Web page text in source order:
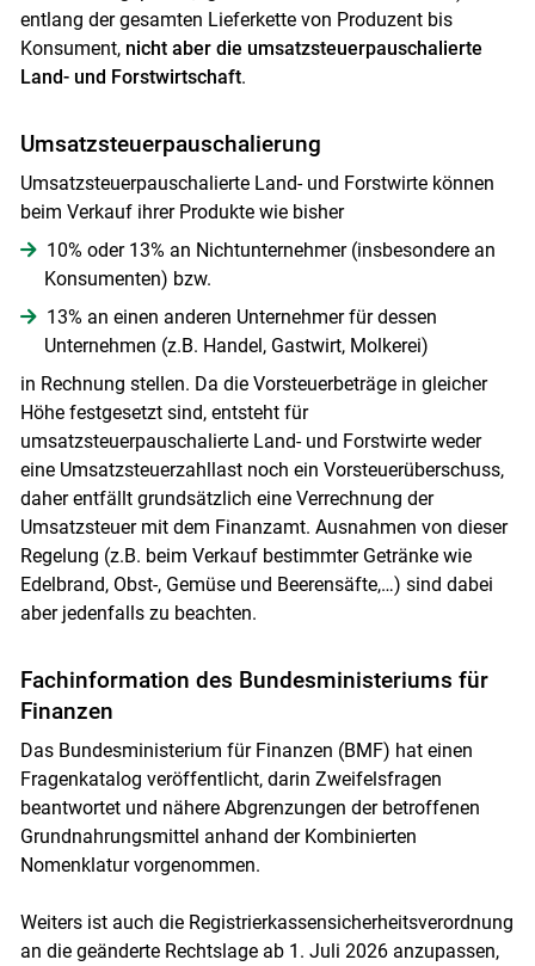
Skip to main content
entlang der gesamten Lieferkette von Produzent bis
Konsument, nicht aber die umsatzsteuerpauschalierte
Land- und Forstwirtschaft.
Umsatzsteuerpauschalierung
Umsatzsteuerpauschalierte Land- und Forstwirte können
beim Verkauf ihrer Produkte wie bisher
10% oder 13% an Nichtunternehmer (insbesondere an
Konsumenten) bzw.
13% an einen anderen Unternehmer für dessen
Unternehmen (z.B. Handel, Gastwirt, Molkerei)
in Rechnung stellen. Da die Vorsteuerbeträge in gleicher
Höhe festgesetzt sind, entsteht für
umsatzsteuerpauschalierte Land- und Forstwirte weder
eine Umsatzsteuerzahllast noch ein Vorsteuerüberschuss,
daher entfällt grundsätzlich eine Verrechnung der
Umsatzsteuer mit dem Finanzamt. Ausnahmen von dieser
Regelung (z.B. beim Verkauf bestimmter Getränke wie
Edelbrand, Obst-, Gemüse und Beerensäfte,…) sind dabei
aber jedenfalls zu beachten.
Fachinformation des Bundesministeriums für
Finanzen
Das Bundesministerium für Finanzen (BMF) hat einen
Fragenkatalog veröffentlicht, darin Zweifelsfragen
beantwortet und nähere Abgrenzungen der betroffenen
Grundnahrungsmittel anhand der Kombinierten
Nomenklatur vorgenommen.
Weiters ist auch die Registrierkassensicherheitsverordnung
an die geänderte Rechtslage ab 1. Juli 2026 anzupassen,